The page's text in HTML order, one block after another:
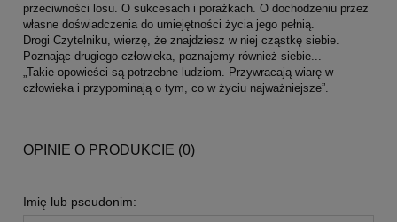
przeciwności losu. O sukcesach i porażkach. O dochodzeniu przez
własne doświadczenia do umiejętności życia jego pełnią.
Drogi Czytelniku, wierzę, że znajdziesz w niej cząstkę siebie.
Poznając drugiego człowieka, poznajemy również siebie...
„Takie opowieści są potrzebne ludziom. Przywracają wiarę w
człowieka i przypominają o tym, co w życiu najważniejsze”.
OPINIE O PRODUKCIE (0)
Imię lub pseudonim: